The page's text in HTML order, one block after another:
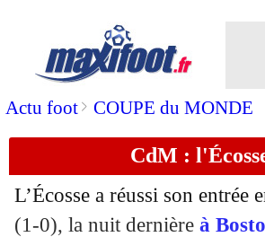
Actu foot> COUPE du MONDE
CdM :
L’Écosse a réussi son
(1-0), la nuit dernière à
: marabouter
14/06 Allemagne: Kimmich
14/06 Égypte: la FIFA
Curaçao: Advocaat
14/06 Allemagne: